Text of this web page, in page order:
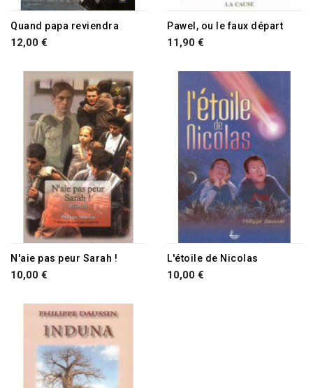
Quand papa reviendra
12,00 €
Pawel, ou le faux départ
11,90 €
N'aie pas peur Sarah !
10,00 €
RUPTURE DE STOCK
L'étoile de Nicolas
10,00 €